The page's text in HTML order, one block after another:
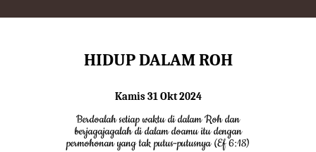
HIDUP DALAM ROH
Kamis 31 Okt 2024
Berdoalah setiap waktu di dalam Roh dan
berjagajagalah di dalam doamu itu dengan
permohonan yang tak putus-putusnya (Ef 6:18)